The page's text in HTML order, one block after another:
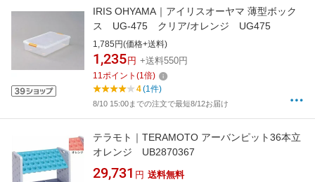
IRIS OHYAMA｜アイリスオーヤマ 薄型ボック
ス UG-475 クリア/オレンジ UG475
1,785円(価格+送料)
1,235 円 +送料550円
11ポイント (1倍)
4(1件)
8/10 15:00までの注文で最短8/12お届け
テラモト｜TERAMOTO アーバンピット36本立
オレンジ UB2870367
29,731 円 送料無料